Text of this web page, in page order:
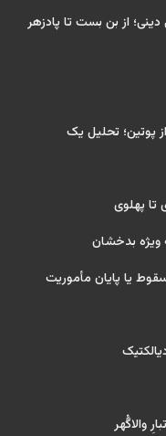
از بن بست تا پادزهر
پوتین؛ تحلیل یک
تا پهلوی
ویژه بدخشان
یا پایان مأموریت
والاگُهر